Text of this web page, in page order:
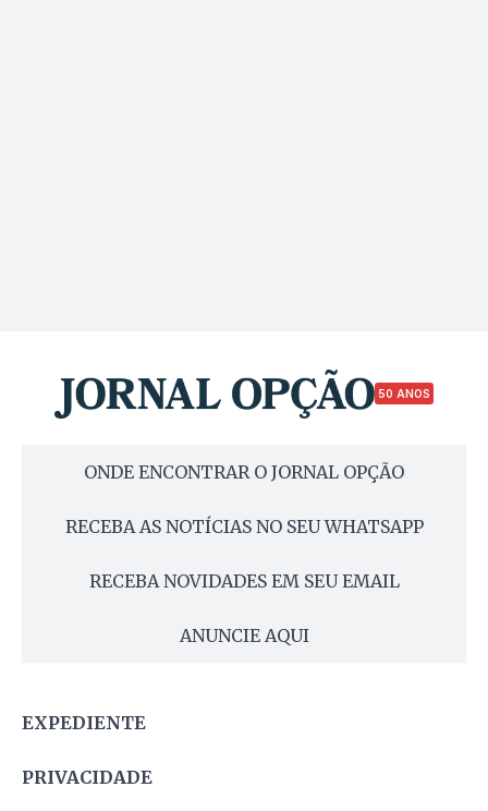
50 ANOS
ONDE ENCONTRAR O JORNAL OPÇÃO
RECEBA AS NOTÍCIAS NO SEU WHATSAPP
RECEBA NOVIDADES EM SEU EMAIL
ANUNCIE AQUI
EXPEDIENTE
PRIVACIDADE